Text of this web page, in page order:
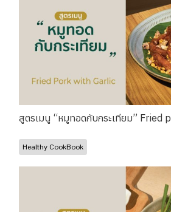
สูตรเมนู “หมูทอดกับกระเทียม” Fried
Healthy CookBook